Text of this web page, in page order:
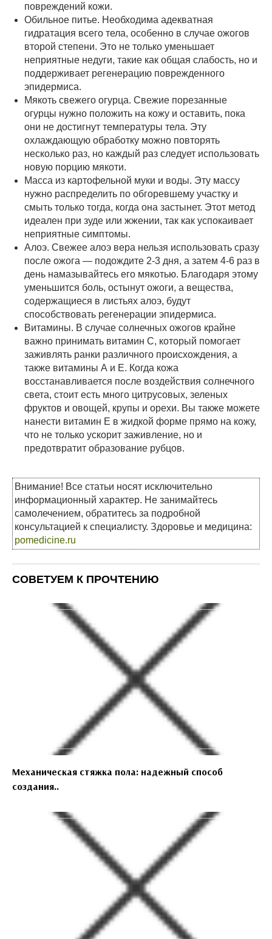
повреждений кожи.
Обильное питье. Необходима адекватная
гидратация всего тела, особенно в случае ожогов
второй степени. Это не только уменьшает
неприятные недуги, такие как общая слабость, но и
поддерживает регенерацию поврежденного
эпидермиса.
Мякоть свежего огурца. Свежие порезанные
огурцы нужно положить на кожу и оставить, пока
они не достигнут температуры тела. Эту
охлаждающую обработку можно повторять
несколько раз, но каждый раз следует использовать
новую порцию мякоти.
Масса из картофельной муки и воды. Эту массу
нужно распределить по обгоревшему участку и
смыть только тогда, когда она застынет. Этот метод
идеален при зуде или жжении, так как успокаивает
неприятные симптомы.
Алоэ. Свежее алоэ вера нельзя использовать сразу
после ожога — подождите 2-3 дня, а затем 4-6 раз в
день намазывайтесь его мякотью. Благодаря этому
уменьшится боль, остынут ожоги, а вещества,
содержащиеся в листьях алоэ, будут
способствовать регенерации эпидермиса.
Витамины. В случае солнечных ожогов крайне
важно принимать витамин С, который помогает
заживлять ранки различного происхождения, а
также витамины А и Е. Когда кожа
восстанавливается после воздействия солнечного
света, стоит есть много цитрусовых, зеленых
фруктов и овощей, крупы и орехи. Вы также можете
нанести витамин Е в жидкой форме прямо на кожу,
что не только ускорит заживление, но и
предотвратит образование рубцов.
Внимание! Все статьи носят исключительно
информационный характер. Не занимайтесь
самолечением, обратитесь за подробной
консультацией к специалисту. Здоровье и медицина:
pomedicine.ru
СОВЕТУЕМ К ПРОЧТЕНИЮ
Механическая стяжка пола: надежный способ
создания..